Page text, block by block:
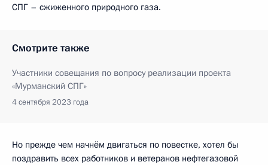
СПГ – сжиженного природного газа.
Смотрите также
Участники совещания по вопросу реализации проекта
«Мурманский СПГ»
4 сентября 2023 года
Но прежде чем начнём двигаться по повестке, хотел бы
поздравить всех работников и ветеранов нефтегазовой